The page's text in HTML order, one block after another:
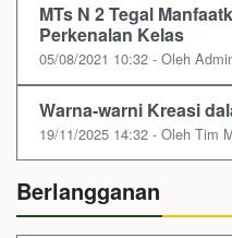
MTs N 2 Tegal
Perkenalan Kelas
05/08/2021 10:32 - Oleh
Warna-warni Kreasi
19/11/2025 14:32 - Oleh Tim
Berlangganan